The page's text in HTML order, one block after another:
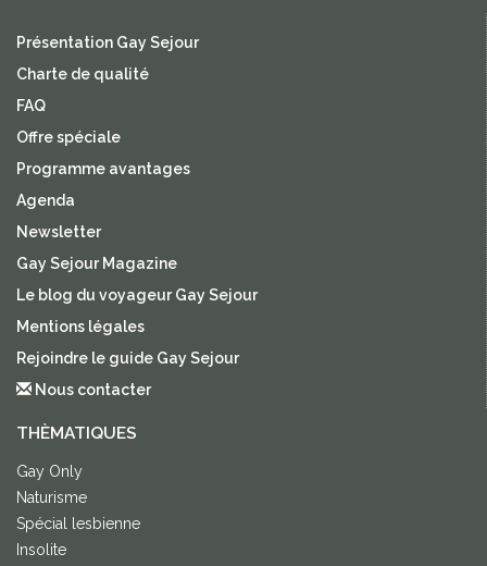
Présentation Gay Sejour
Charte de qualité
FAQ
Offre spéciale
Programme avantages
Agenda
Newsletter
Gay Sejour Magazine
Le blog du voyageur Gay Sejour
Mentions légales
Rejoindre le guide Gay Sejour
Nous contacter
THÈMATIQUES
Gay Only
Naturisme
Spécial lesbienne
Insolite